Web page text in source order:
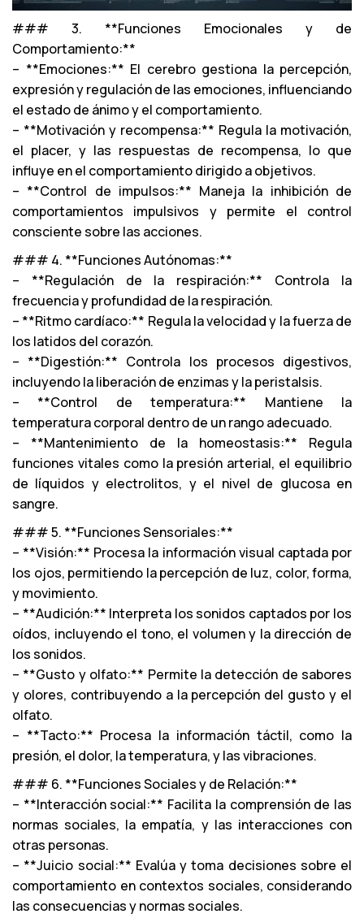
### 3. **Funciones Emocionales y de
Comportamiento:**
– **Emociones:** El cerebro gestiona la percepción,
expresión y regulación de las emociones, influenciando
el estado de ánimo y el comportamiento.
– **Motivación y recompensa:** Regula la motivación,
el placer, y las respuestas de recompensa, lo que
influye en el comportamiento dirigido a objetivos.
– **Control de impulsos:** Maneja la inhibición de
comportamientos impulsivos y permite el control
consciente sobre las acciones.
### 4. **Funciones Autónomas:**
– **Regulación de la respiración:** Controla la
frecuencia y profundidad de la respiración.
– **Ritmo cardíaco:** Regula la velocidad y la fuerza de
los latidos del corazón.
– **Digestión:** Controla los procesos digestivos,
incluyendo la liberación de enzimas y la peristalsis.
– **Control de temperatura:** Mantiene la
temperatura corporal dentro de un rango adecuado.
– **Mantenimiento de la homeostasis:** Regula
funciones vitales como la presión arterial, el equilibrio
de líquidos y electrolitos, y el nivel de glucosa en
sangre.
### 5. **Funciones Sensoriales:**
– **Visión:** Procesa la información visual captada por
los ojos, permitiendo la percepción de luz, color, forma,
y movimiento.
– **Audición:** Interpreta los sonidos captados por los
oídos, incluyendo el tono, el volumen y la dirección de
los sonidos.
– **Gusto y olfato:** Permite la detección de sabores
y olores, contribuyendo a la percepción del gusto y el
olfato.
– **Tacto:** Procesa la información táctil, como la
presión, el dolor, la temperatura, y las vibraciones.
### 6. **Funciones Sociales y de Relación:**
– **Interacción social:** Facilita la comprensión de las
normas sociales, la empatía, y las interacciones con
otras personas.
– **Juicio social:** Evalúa y toma decisiones sobre el
comportamiento en contextos sociales, considerando
las consecuencias y normas sociales.